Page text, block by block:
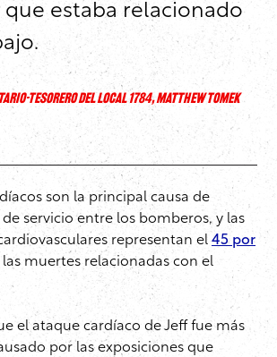
estaba relacionado
TESORERO DEL LOCAL 1784, MATTHEW TOMEK
son la principal causa de
servicio entre los bomberos, y las
representan el 45 por
muertes relacionadas con el
el ataque cardíaco de Jeff fue más
por las exposiciones que